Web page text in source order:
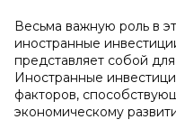
Весьма важную роль в
иностранные
представляет собой
Иностранные
факторов,
экономическому